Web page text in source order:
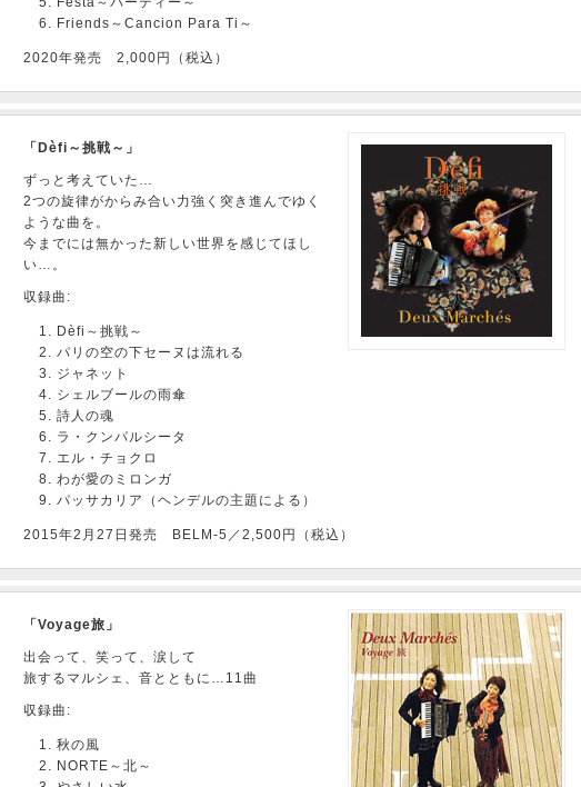
Friends～Cancion Para Ti～
2020年発売 2,000円（税込）
「Dèfi～挑戦～」
ずっと考えていた…
2つの旋律がからみ合い力強く突き進んでゆく
ような曲を。
今までには無かった新しい世界を感じてほし
い…。
収録曲:
Dèfi～挑戦～
パリの空の下セーヌは流れる
ジャネット
シェルブールの雨傘
詩人の魂
ラ・クンパルシータ
エル・チョクロ
わが愛のミロンガ
パッサカリア（ヘンデルの主題による）
2015年2月27日発売 BELM-5／2,500円（税込）
「Voyage旅」
出会って、笑って、涙して
旅するマルシェ、音とともに…11曲
収録曲:
秋の風
NORTE～北～